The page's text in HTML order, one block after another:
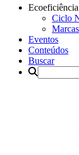
Ecoeficiência
Ciclo
Eventos
Conteúdos
Buscar